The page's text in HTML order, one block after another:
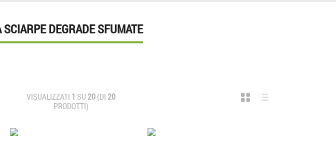
DEGRADE SFUMATE
VISUALIZZATI 1 SU 20(DI 20
PRODOTTI)